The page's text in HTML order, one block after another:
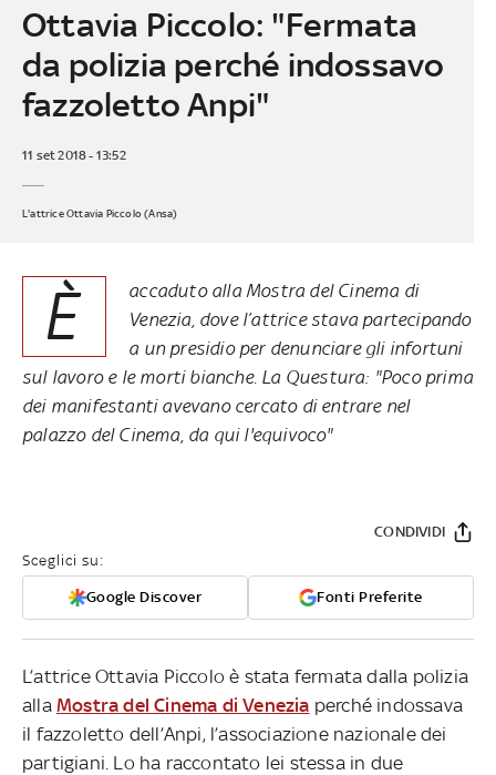
Ottavia Piccolo: "Fermata
da polizia perché indossavo
fazzoletto Anpi"
11 set 2018 - 13:52
L'attrice Ottavia Piccolo (Ansa)
È
accaduto alla Mostra del Cinema di
Venezia, dove l’attrice stava partecipando
a un presidio per denunciare gli infortuni
sul lavoro e le morti bianche. La Questura: "Poco prima
dei manifestanti avevano cercato di entrare nel
palazzo del Cinema, da qui l'equivoco"
Sceglici su:
Google Discover Fonti Preferite
CONDIVIDI
L’attrice Ottavia Piccolo è stata fermata dalla polizia
alla Mostra del Cinema di Venezia perché indossava
il fazzoletto dell’Anpi, l’associazione nazionale dei
partigiani. Lo ha raccontato lei stessa in due